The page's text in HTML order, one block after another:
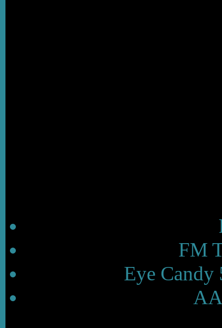
FM
Eye Candy